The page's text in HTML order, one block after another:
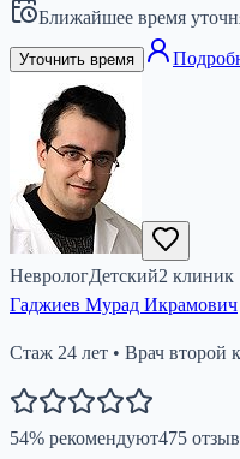
Ближайшее время
Уточнить время
НеврологДетский2 клиник
Гаджиев Мурад Икрамович
Стаж 24 лет • Врач второй
54% рекомендуют475